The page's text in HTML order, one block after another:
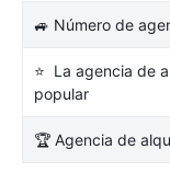
🚙 Número de
⭐ La agencia de
popular
🏆 Agencia de